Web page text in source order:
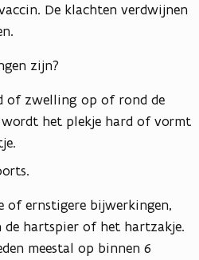
De klachten verdwijnen
zijn?
of zwelling op of rond de
wordt het plekje hard of vormt
of ernstigere bijwerkingen,
de hartspier of het hartzakje.
meestal op binnen 6